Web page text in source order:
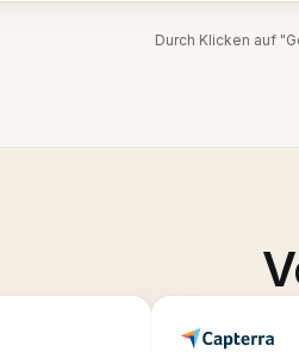
Durch Klicken auf